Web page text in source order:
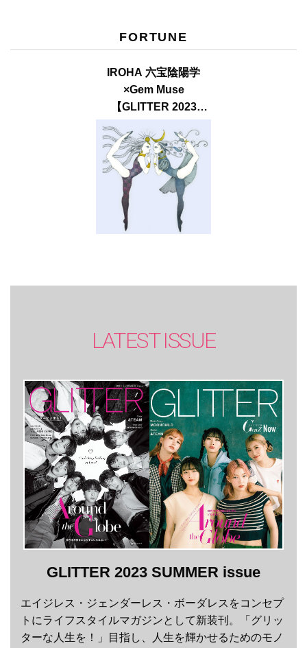
FORTUNE
IROHA 六宝陰陽学
×Gem Muse
【GLITTER 2023
SUMMER issue】
LATEST ISSUE
GLITTER 2023 SUMMER issue
エイジレス・ジェンダーレス・ボーダレスをコンセプ
トにライフスタイルマガジンとして新装刊。「グリッ
ターな人生を！」目指し、人生を輝かせるためのモノ